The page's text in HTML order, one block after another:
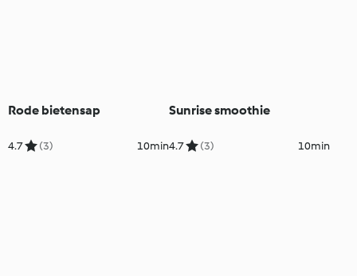
Rode bietensap
4.7 (3) 10min
Sunrise smoothie
4.7 (3) 10min